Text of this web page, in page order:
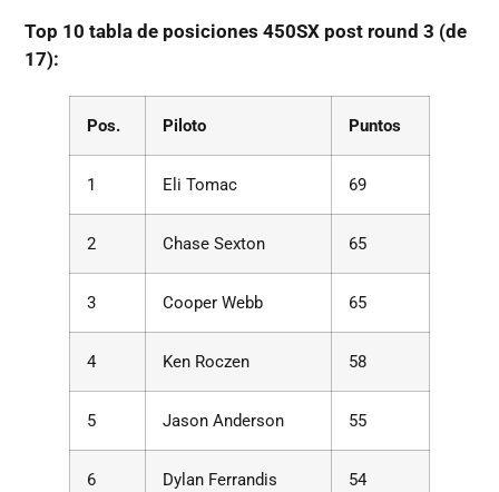
Top 10 tabla de posiciones 450SX post round 3 (de
17):
Pos. Piloto Puntos
1 Eli Tomac 69
2 Chase Sexton 65
3 Cooper Webb 65
4 Ken Roczen 58
5 Jason Anderson 55
6 Dylan Ferrandis 54